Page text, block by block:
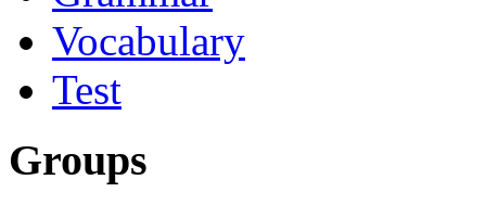
Vocabulary
Test
Groups